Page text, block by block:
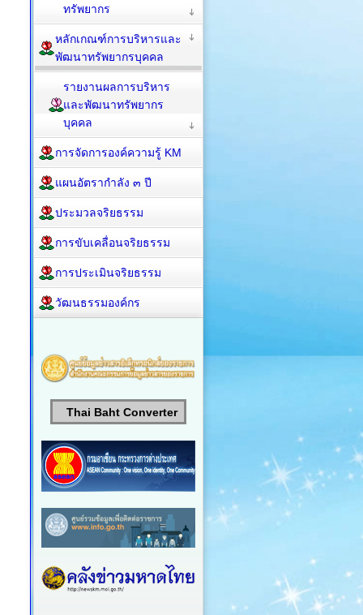
ทรัพยากร
หลักเกณฑ์การบริหารและ
พัฒนาทรัพยากรบุคคล
รายงานผลการบริหาร
และพัฒนาทรัพยากร
บุคคล
การจัดการองค์ความรู้ KM
แผนอัตรากำลัง ๓ ปี
ประมวลจริยธรรม
การขับเคลื่อนจริยธรรม
การประเมินจริยธรรม
วัฒนธรรมองค์กร
Thai Baht Converter